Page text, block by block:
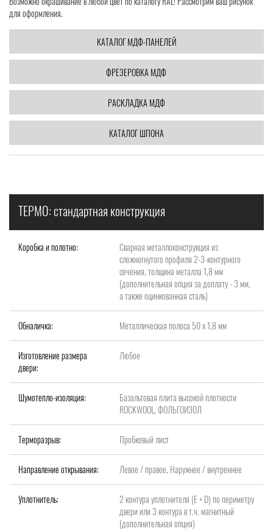
для оформления.
КАТАЛОГ МДФ-ПАНЕЛЕЙ
ФРЕЗЕРОВКА МДФ
РАСКЛАДКА МДФ
КАТАЛОГ ШПОНА
ТЕРМО: стандартная конструкция
Коробка и полотно:
Сварная металлоконструкция из
сложногнутого профиля 2-3-контурного
сечения, толщина металла 1,8 мм
(дополнительная опция за доплату - 3 мм,
а также оцинкованная сталь)
Обналичка: Металлическая полоса 50 х 1,8 мм
Изготовление размера
двери:
Любое
Шумотепло-изоляция:
Базальтовая плита высокой плотности
ROCKWOOL, ФОЛЬГОИЗОЛ
Терморазрыв: Пробковый лист
Направление открывания: Левое / правое, Наружнее / внутреннее
Уплотнитель:
2 контура уплотнителя (Е + D) по периметру
двери или 3 контура в т.ч. магнитный
(дополнительная опция)